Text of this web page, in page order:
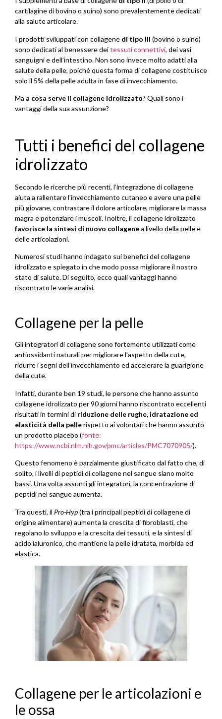
cartilagine di bovino o suino) sono prevalentemente dedicati
alla salute articolare.
I prodotti sviluppati con collagene di tipo III (bovino o suino)
sono dedicati al benessere deitessuti connettivi, dei vasi
sanguigni e dell’intestino. Non sono invece molto adatti alla
salute della pelle, poiché questa forma di collagene costituisce
solo il 5% della pelle adulta in fase di invecchiamento.
Ma a cosa serve il collagene idrolizzato? Quali sono i
vantaggi della sua assunzione?
Tutti i benefici del collagene
idrolizzato
Secondo le ricerche più recenti, l’integrazione di collagene
aiuta a rallentare l’invecchiamento cutaneo e avere una pelle
più giovane, contrastare il dolore articolare, migliorare la massa
magra e potenziare i muscoli. Inoltre, il collagene idrolizzato
favorisce la sintesi di nuovo collagenea livello della pelle e
delle articolazioni.
Numerosi studi hanno indagato sui benefici del collagene
idrolizzato e spiegato in che modo possa migliorare il nostro
stato di salute. Di seguito, ecco quali vantaggi hanno
riscontrato le varie analisi.
Collagene per la pelle
Gli integratori di collagene sono fortemente utilizzati come
antiossidanti naturali per migliorare l’aspetto della cute,
ridurre i segni dell’invecchiamento ed accelerare la guarigione
della cute.
Infatti, durante ben 19 studi, le persone che hanno assunto
collagene idrolizzato per 90 giorni hanno riscontrato eccellenti
risultati in termini di riduzione delle rughe, idratazione ed
elasticità della pellerispetto ai volontari che hanno assunto
un prodotto placebo (fonte:
https://www.ncbi.nlm.nih.gov/pmc/articles/PMC7070905/).
Questo fenomeno è parzialmente giustificato dal fatto che, di
solito, i livelli di peptidi di collagene nel sangue siano molto
bassi. Una volta assunti gli integratori, la concentrazione di
peptidi nel sangue aumenta.
Tra questi, il Pro-Hyp(tra i principali peptidi di collagene di
origine alimentare) aumenta la crescita di fibroblasti, che
regolano lo sviluppo e la crescita dei tessuti, e la sintesi di
acido ialuronico, che mantiene la pelle idratata, morbida ed
elastica.
Collagene per le articolazioni e
le ossa